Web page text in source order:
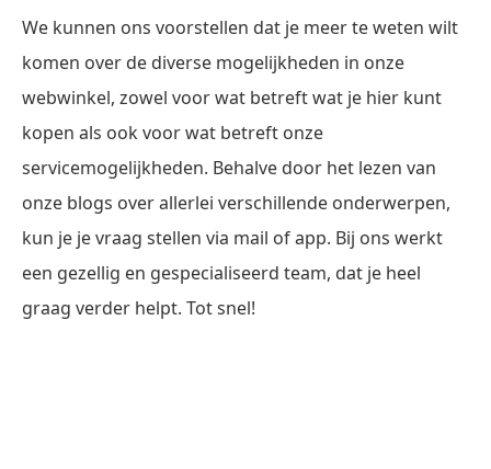
We kunnen ons voorstellen dat je meer te weten wilt
komen over de diverse mogelijkheden in onze
webwinkel, zowel voor wat betreft wat je hier kunt
kopen als ook voor wat betreft onze
servicemogelijkheden. Behalve door het lezen van
onze blogs over allerlei verschillende onderwerpen,
kun je je vraag stellen via mail of app. Bij ons werkt
een gezellig en gespecialiseerd team, dat je heel
graag verder helpt. Tot snel!